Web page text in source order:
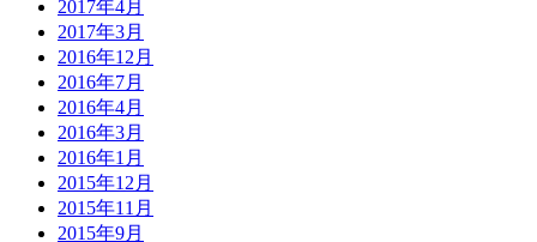
2017年4月
2017年3月
2016年12月
2016年7月
2016年4月
2016年3月
2016年1月
2015年12月
2015年11月
2015年9月